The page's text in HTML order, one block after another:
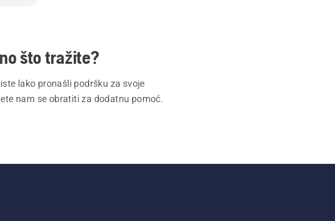
što tražite?
lako pronašli podršku za svoje
nam se obratiti za dodatnu pomoć.